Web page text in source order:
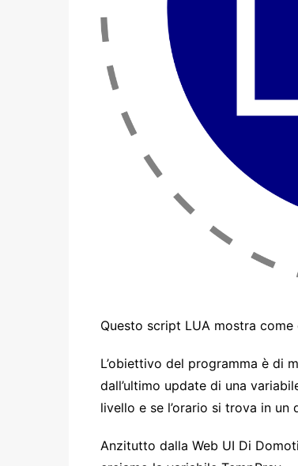
Questo script LUA mostra
L’obiettivo del programma è di
dall’ultimo update di una
livello e se l’orario si trova in un
Anzitutto dalla Web UI Di